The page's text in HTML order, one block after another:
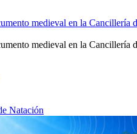
medieval en la Cancillería
medieval en la Cancillería
Natación